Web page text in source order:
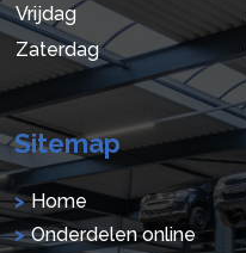
Vrijdag
Zaterdag
Sitemap
Home
Onderdelen online